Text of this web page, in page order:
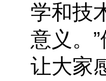
学和技
意义。
让大家